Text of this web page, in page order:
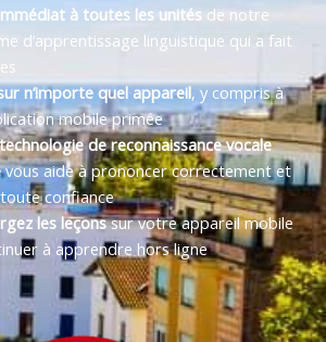
à toutes les unitésde notre
d’apprentissage linguistique qui a fait
n’importe quel appareil, y compris à
mobile primée
de reconnaissance vocale
vous aide à prononcer correctement et
confiance
les leçonssur votre appareil mobile
à apprendre hors ligne